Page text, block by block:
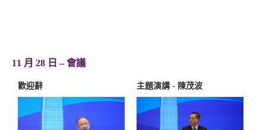
11 月 28 日 – 會議
歡迎辭 主題演講 - 陳茂波